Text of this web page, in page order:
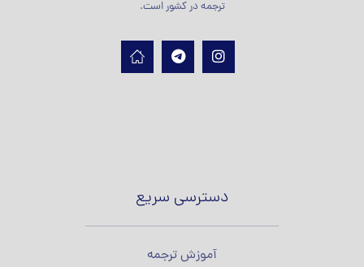
ترجمه در کشور است.
دسترسی سریع
آموزش ترجمه